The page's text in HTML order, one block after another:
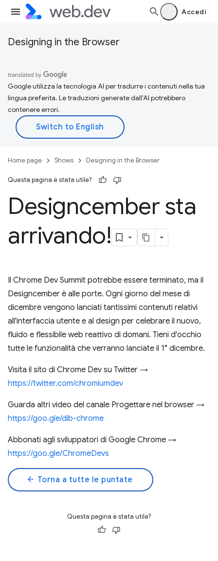
Accedi
Designing in the Browser
Google utilizza la tecnologia AI per tradurre i contenuti nella tua
lingua preferita. Le traduzioni generate dall'AI potrebbero
contenere errori.
Home page Shows Designing in the Browser
Questa pagina è stata utile?
Designcember sta
arrivando!
Il Chrome Dev Summit potrebbe essere terminato, ma il
Designcember è alle porte. Ogni giorno del mese di
dicembre vengono lanciati tantissimi contenuti relativi
all'interfaccia utente e al design per celebrare il nuovo,
fluido e flessibile web reattivo di domani. Tieni d'occhio
tutte le funzionalità che verranno lanciate il 1° dicembre.
Visita il sito di Chrome Dev su Twitter →
https://twitter.com/chromiumdev
Guarda altri video del canale Progettare nel browser →
https://goo.gle/dib-chrome
Abbonati agli sviluppatori di Google Chrome →
https://goo.gle/ChromeDevs
arrow_back Torna a tutte le puntate
Questa pagina è stata utile?